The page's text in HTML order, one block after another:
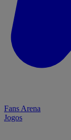
Fans Arena
Jogos